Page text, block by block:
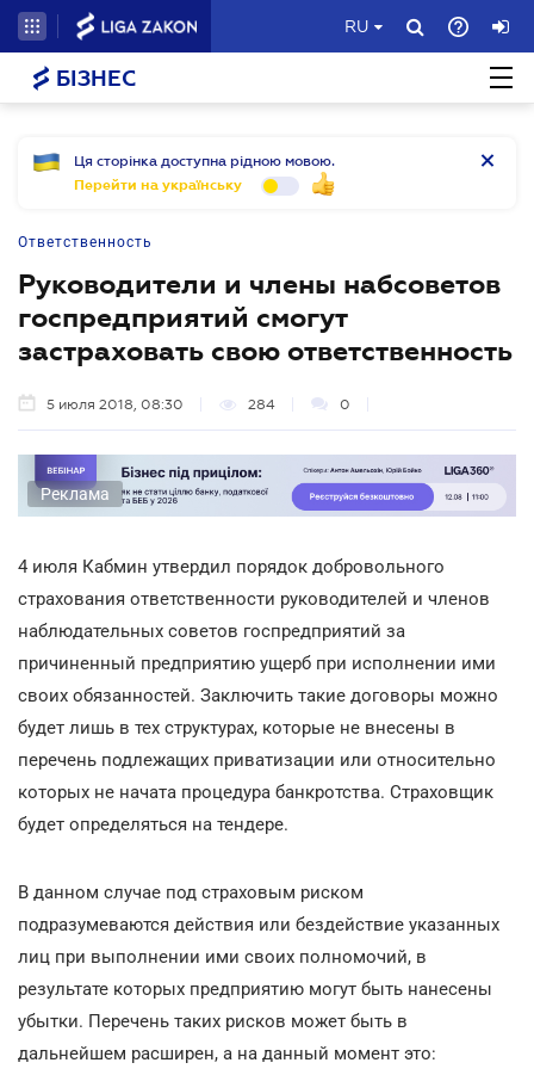
RU
БІЗНЕС
Ця сторінка доступна рідною мовою.
Перейти на українську
Ответственность
Руководители и члены набсоветов
госпредприятий смогут
застраховать свою ответственность
5 июля 2018, 08:30 284 0
Реклама
4 июля Кабмин утвердил порядок добровольного
страхования ответственности руководителей и членов
наблюдательных советов госпредприятий за
причиненный предприятию ущерб при исполнении ими
своих обязанностей. Заключить такие договоры можно
будет лишь в тех структурах, которые не внесены в
перечень подлежащих приватизации или относительно
которых не начата процедура банкротства. Страховщик
будет определяться на тендере.
В данном случае под страховым риском
подразумеваются действия или бездействие указанных
лиц при выполнении ими своих полномочий, в
результате которых предприятию могут быть нанесены
убытки. Перечень таких рисков может быть в
дальнейшем расширен, а на данный момент это: